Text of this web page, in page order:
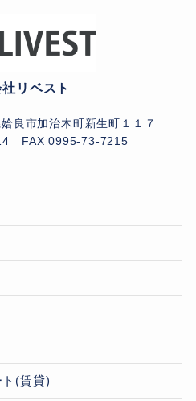
リベスト
良市加治木町新生町１１７
FAX 0995-73-7215
(賃貸)